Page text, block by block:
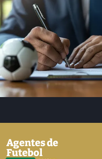
Agentes de
Futebol